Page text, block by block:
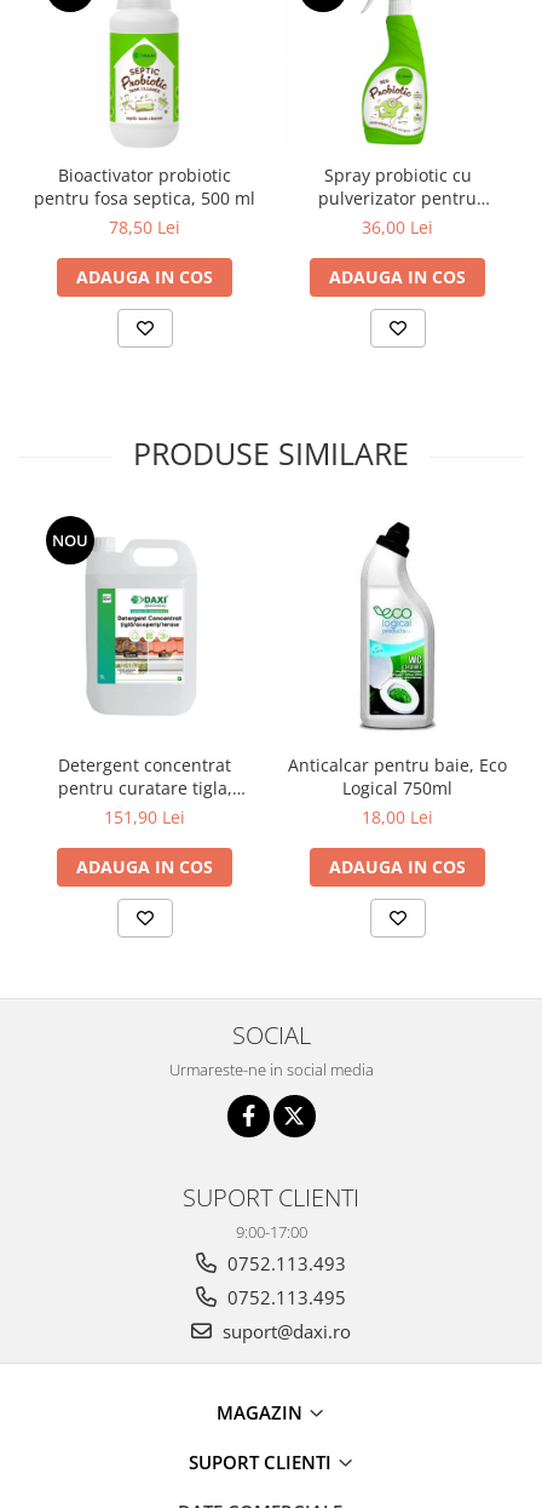
Bioactivator probiotic
pentru fosa septica, 500 ml
78,50 Lei
ADAUGA IN COS
Spray probiotic cu
pulverizator pentru
neutralizarea acarienilor,
36,00 Lei
ADAUGA IN COS
PRODUSE SIMILARE
NOU
Detergent concentrat
pentru curatare tigla,
acoperis si terase, 5 L
151,90 Lei
ADAUGA IN COS
Anticalcar pentru baie, Eco
Logical 750ml
18,00 Lei
ADAUGA IN COS
SOCIAL
Urmareste-ne in social media
SUPORT CLIENTI
9:00-17:00
0752.113.493
0752.113.495
suport@daxi.ro
MAGAZIN
SUPORT CLIENTI